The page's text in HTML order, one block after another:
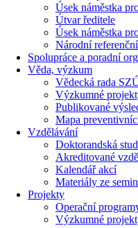
Úsek náměstka
Útvar ředitele
Úsek náměstka
Národní
Spolupráce a poradní
Věda, výzkum
Vědecká rada
Výzkumné
Publikované
Mapa
Vzdělávání
Doktorandská
Akreditované
Kalendář akcí
Materiály ze
Projekty
Operační
Výzkumné